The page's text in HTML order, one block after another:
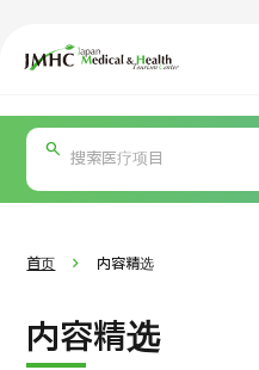
日本医疗健康雅旅中心（JMHC）
关于日本医疗
按部位・疾
病搜索
方法搜索
PICK UP PROGRAM
首页 内容精选
内容精选